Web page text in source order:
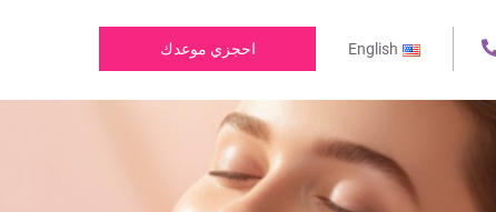
English احجزي موعدك